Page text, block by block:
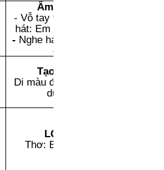
Âm nhạc
- Vỗ tay theo cô bài
hát: Em tập lái ô tô
- Nghe hát
đu
Tạo h
Di màu đồ chơi xây
dựng
LQVH
Thơ: Bập bênh